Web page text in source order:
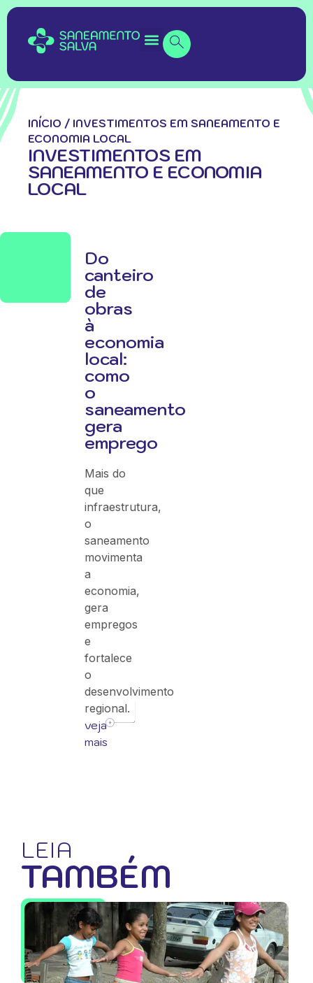
INÍCIO / INVESTIMENTOS EM SANEAMENTO E
ECONOMIA LOCAL
INVESTIMENTOS EM
SANEAMENTO E ECONOMIA
LOCAL
Do
canteiro
de
obras
à
economia
local:
como
o
saneamento
gera
emprego
Mais do
que
infraestrutura,
o
saneamento
movimenta
a
economia,
gera
empregos
e
fortalece
o
desenvolvimento
regional.
veja
mais
LEIA
TAMBÉM